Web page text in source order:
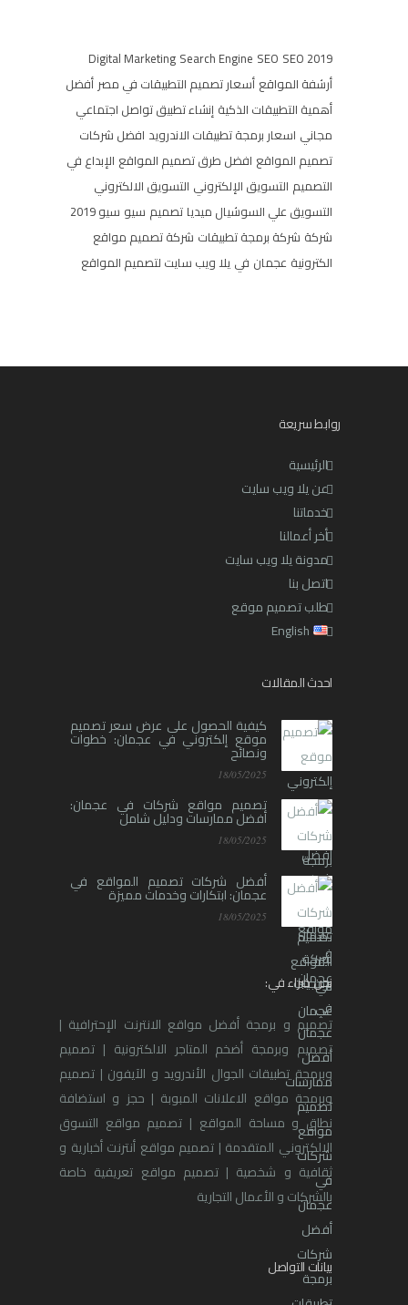
Digital Marketing Search Engine SEO SEO 2019
أرشفة المواقع أسعار تصميم التطبيقات في مصر أفضل
أهمية التطبيقات الذكية إنشاء تطبيق تواصل اجتماعي
مجاني اسعار برمجة تطبيقات الاندرويد افضل شركات
تصميم المواقع افضل طرق تصميم المواقع الإبداع في
التصميم التسويق الإلكتروني التسويق الالكتروني
التسويق علي السوشيال ميديا تصميم سيو سيو 2019
شركة شركة برمجة تطبيقات شركة تصميم مواقع
الكترونية عجمان في يلا ويب سايت لتصميم المواقع
روابط سريعة
الرئيسية
عن يلا ويب سايت
خدماتنا
أخر أعمالنا
مدونة يلا ويب سايت
اتصل بنا
طلب تصميم موقع
English
احدث المقالات
كيفية الحصول على عرض سعر تصميم
موقع إلكتروني في عجمان: خطوات
ونصائح
18/05/2025
تصميم مواقع شركات في عجمان:
أفضل ممارسات ودليل شامل
18/05/2025
أفضل شركات تصميم المواقع في
عجمان: ابتكارات وخدمات مميزة
18/05/2025
نحن خبراء في:
تصميم و برمجة أفضل مواقع الانترنت الإحترافية |
تصميم وبرمجة أضخم المتاجر الالكترونية | تصميم
وبرمجة تطبيقات الجوال الأندرويد و الآيفون | تصميم
وبرمجة مواقع الاعلانات المبوبة | حجز و استضافة
نطاق و مساحة المواقع | تصميم مواقع التسوق
الالكتروني المتقدمة | تصميم مواقع أنترنت أخبارية و
ثقافية و شخصية | تصميم مواقع تعريفية خاصة
بالشركات و الأعمال التجارية
بيانات التواصل